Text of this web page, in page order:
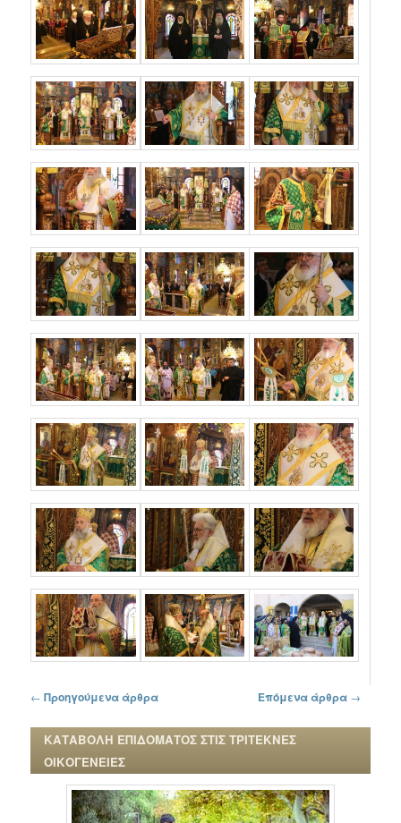
Πλοήγηση στα άρθρα
← Προηγούμενα άρθρα Επόμενα άρθρα →
ΚΑΤΑΒΟΛΗ ΕΠΙΔΟΜΑΤΟΣ ΣΤΙΣ ΤΡΙΤΕΚΝΕΣ
ΟΙΚΟΓΕΝΕΙΕΣ